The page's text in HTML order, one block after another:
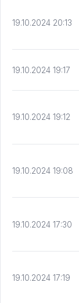
19.10.2024 20:13
19.10.2024 19:17
19.10.2024 19:12
19.10.2024 19:08
19.10.2024 17:30
19.10.2024 17:19